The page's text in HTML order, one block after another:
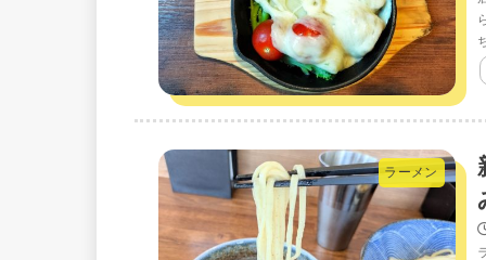
ラーメン